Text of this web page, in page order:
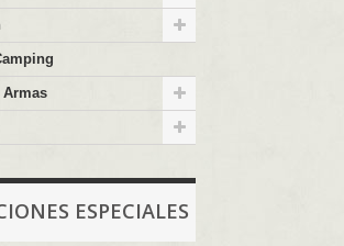
Armas
ESPECIALES